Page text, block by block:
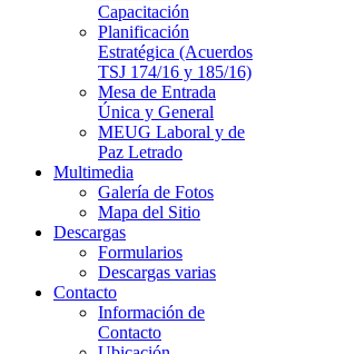
Capacitación
Planificación
Estratégica (Acuerdos
TSJ 174/16 y 185/16)
Mesa de Entrada
Única y General
MEUG Laboral y de
Paz Letrado
Multimedia
Galería de Fotos
Mapa del Sitio
Descargas
Formularios
Descargas varias
Contacto
Información de
Contacto